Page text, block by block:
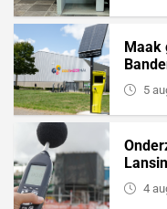
Maak
5
4